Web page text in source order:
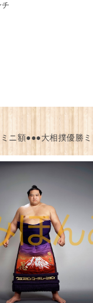
ニ額●●●大相撲優勝